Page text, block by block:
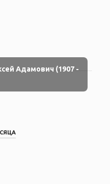
Адамович (1907 -